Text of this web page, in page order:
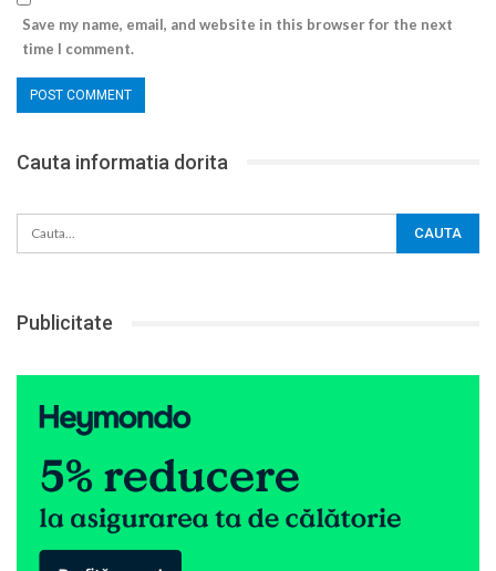
Save my name, email, and website in this browser for the next
time I comment.
Cauta informatia dorita
Publicitate